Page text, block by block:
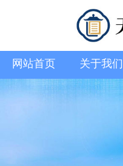
网站首页 关于我们